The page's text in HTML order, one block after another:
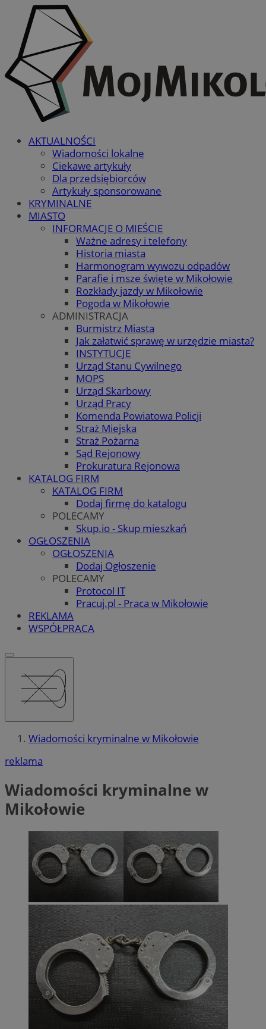
AKTUALNOŚCI
Wiadomości lokalne
Ciekawe artykuły
Dla przedsiębiorców
Artykuły sponsorowane
KRYMINALNE
MIASTO
INFORMACJE O MIEŚCIE
Ważne adresy i telefony
Historia miasta
Harmonogram wywozu odpadów
Parafie i msze święte w Mikołowie
Rozkłady jazdy w Mikołowie
Pogoda w Mikołowie
ADMINISTRACJA
Burmistrz Miasta
Jak załatwić sprawę w urzędzie miasta?
INSTYTUCJE
Urząd Stanu Cywilnego
MOPS
Urząd Skarbowy
Urząd Pracy
Komenda Powiatowa Policji
Straż Miejska
Straż Pożarna
Sąd Rejonowy
Prokuratura Rejonowa
KATALOG FIRM
KATALOG FIRM
Dodaj firmę do katalogu
POLECAMY
Skup.io - Skup mieszkań
OGŁOSZENIA
OGŁOSZENIA
Dodaj Ogłoszenie
POLECAMY
Protocol IT
Pracuj.pl - Praca w Mikołowie
REKLAMA
WSPÓŁPRACA
Wiadomości kryminalne w Mikołowie
reklama
Wiadomości kryminalne w
Mikołowie